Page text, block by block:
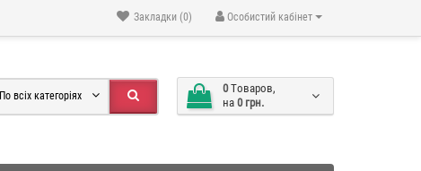
Особистий кабінет
Закладки (0)
0 Tоваров,
на 0 грн.
По всіх категоріях